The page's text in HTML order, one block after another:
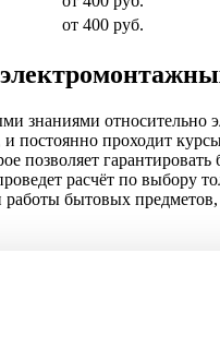
от 400 руб.
знаниями относительно
постоянно проходит
позволяет
расчёт по выбору
работы бытовых